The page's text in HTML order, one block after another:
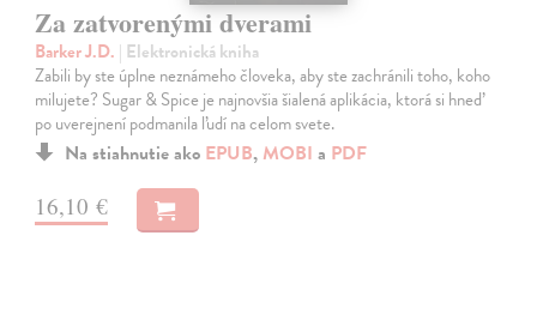
Za zatvorenými dverami
Barker J.D. | Elektronická kniha
Zabili by ste úplne neznámeho človeka, aby ste zachránili toho, koho
milujete? Sugar & Spice je najnovšia šialená aplikácia, ktorá si hneď
po uverejnení podmanila ľudí na celom svete.
Na stiahnutie ako EPUB, MOBI a PDF
16,10 €